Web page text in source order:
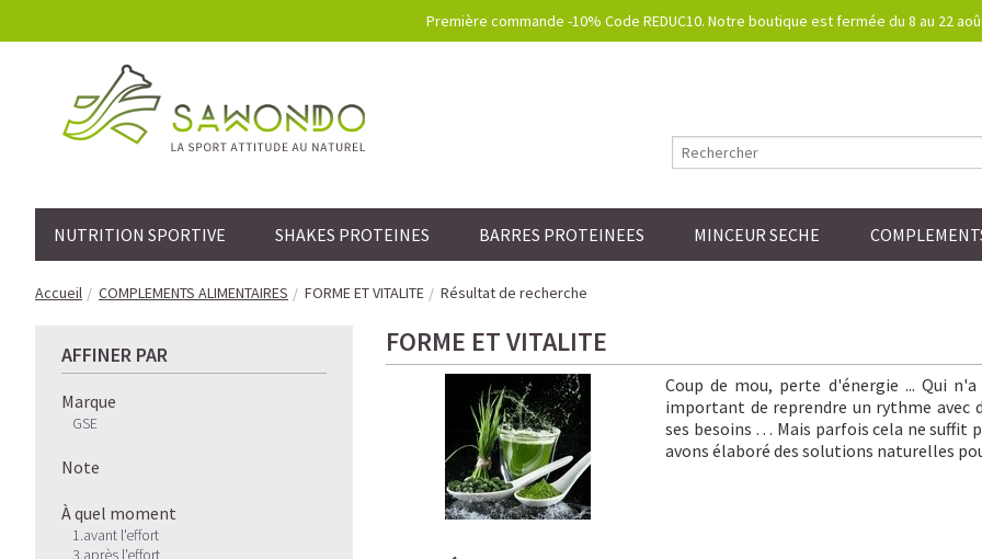
Première commande -10% Code REDUC10. Notre boutique est fermée du 8 au 22
NUTRITION SPORTIVE SHAKES PROTEINES BARRES PROTEINEES MINCEUR SECHE
Accueil COMPLEMENTS ALIMENTAIRES FORME ET VITALITE Résultat de recherche
AFFINER PAR
Marque
GSE
Note
À quel moment
1.avant l'effort
3.après l'effort
FORME ET VITALITE
Coup de mou, perte d'énergie ... Qui
important de reprendre un rythme avec
ses besoins … Mais parfois cela ne suffit
avons élaboré des solutions naturelles